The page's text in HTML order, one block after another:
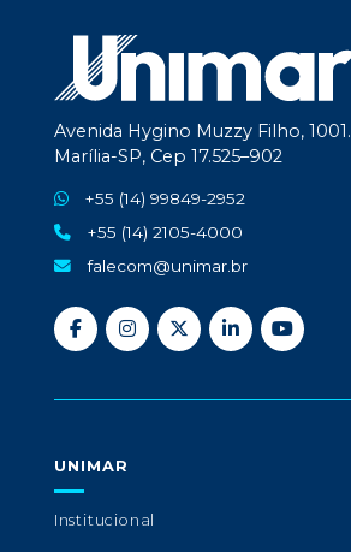
Avenida Hygino Muzzy Filho, 1001.
Marília-SP, Cep 17.525–902
+55 (14) 99849-2952
+55 (14) 2105-4000
falecom@unimar.br
UNIMAR
Institucional